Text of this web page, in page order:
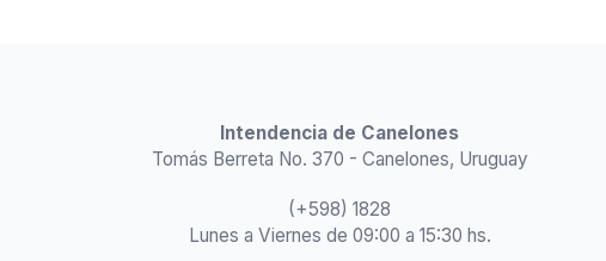
Intendencia de Canelones
Tomás Berreta No. 370 - Canelones, Uruguay
(+598) 1828
Lunes a Viernes de 09:00 a 15:30 hs.